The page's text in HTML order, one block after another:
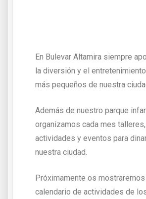
En Bulevar Altamira siempre
la diversión y el
más pequeños de nuestra
Además de nuestro parque
organizamos cada mes talleres,
actividades y eventos para
nuestra ciudad.
Próximamente os
calendario de actividades de